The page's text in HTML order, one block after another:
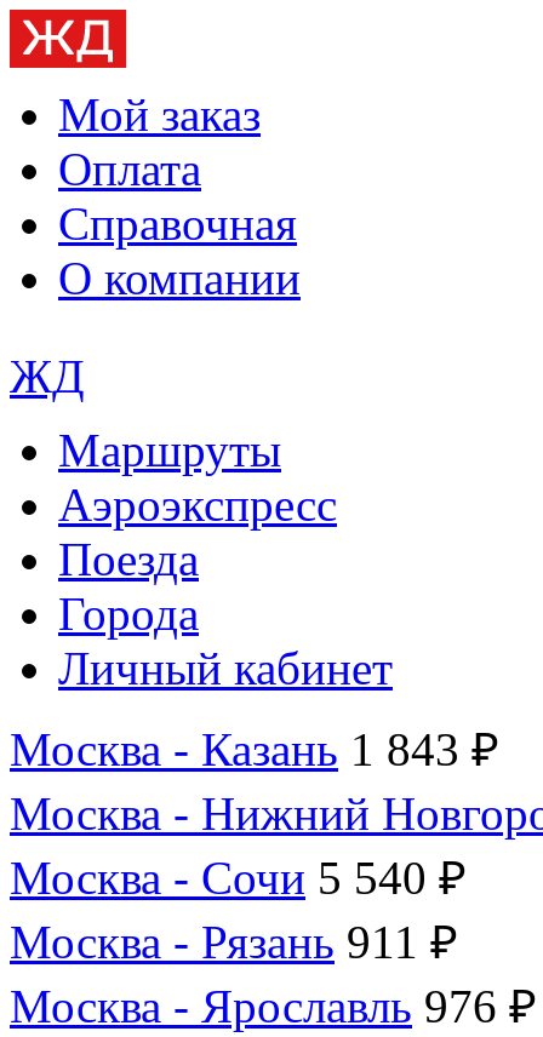
Мой заказ
Оплата
Справочная
О компании
ЖД
Маршруты
Аэроэкспресс
Поезда
Города
Личный кабинет
Москва - Казань 1 843 ₽
Москва - Нижний
Москва - Сочи 5 540 ₽
Москва - Рязань 911 ₽
Москва - Ярославль 976 ₽